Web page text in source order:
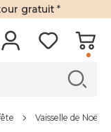
gratuit *
Vaisselle de Noël